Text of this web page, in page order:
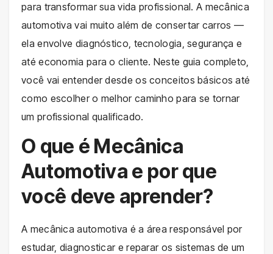
para transformar sua vida profissional. A mecânica
automotiva vai muito além de consertar carros —
ela envolve diagnóstico, tecnologia, segurança e
até economia para o cliente. Neste guia completo,
você vai entender desde os conceitos básicos até
como escolher o melhor caminho para se tornar
um profissional qualificado.
O que é Mecânica
Automotiva e por que
você deve aprender?
A mecânica automotiva é a área responsável por
estudar, diagnosticar e reparar os sistemas de um